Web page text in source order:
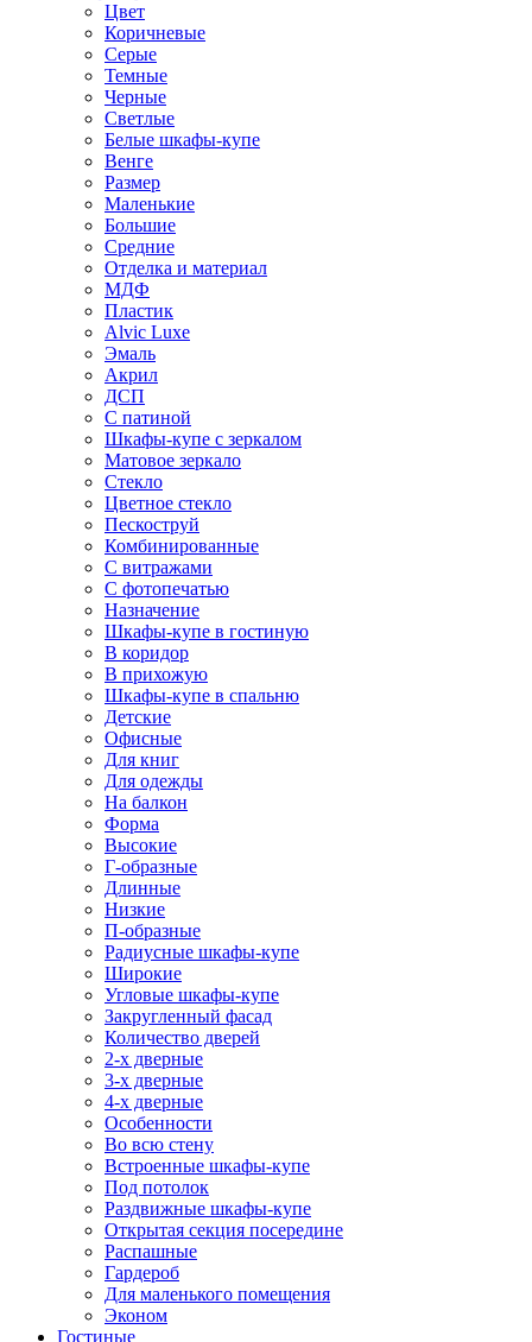
Цвет
Коричневые
Серые
Темные
Черные
Светлые
Белые шкафы-купе
Венге
Размер
Маленькие
Большие
Средние
Отделка и материал
МДФ
Пластик
Alvic Luxe
Эмаль
Акрил
ДСП
С патиной
Шкафы-купе с зеркалом
Матовое зеркало
Стекло
Цветное стекло
Пескоструй
Комбинированные
С витражами
С фотопечатью
Назначение
Шкафы-купе в гостиную
В коридор
В прихожую
Шкафы-купе в спальню
Детские
Офисные
Для книг
Для одежды
На балкон
Форма
Высокие
Г-образные
Длинные
Низкие
П-образные
Радиусные шкафы-купе
Широкие
Угловые шкафы-купе
Закругленный фасад
Количество дверей
2-х дверные
3-х дверные
4-х дверные
Особенности
Во всю стену
Встроенные шкафы-купе
Под потолок
Раздвижные шкафы-купе
Открытая секция посередине
Распашные
Гардероб
Для маленького помещения
Эконом
Гостиные